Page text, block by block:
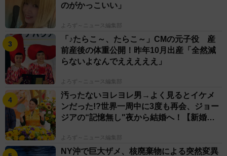
のがかっこいい」
よろず～ニュース編集部
「♪たらこ～、たらこ～」CMの元子役 産
前産後の体重公開！昨年10月出産「全然減
らないよなんでえええええ」
よろず～ニュース編集部
汚ったないヨレヨレ男→よく見るとイケメ
ンだった!?世界一周中に3度も再会、ジョー
ジアの“記憶無し"夜から結婚へ！【新婚さ
よろず～ニュース編集部
NY沖で巨大ザメ、核廃棄物による突然変異